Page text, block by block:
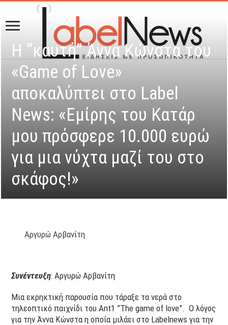
Η “καυτή” Άννα Κώνστα του
«Game of Love»
αποκαλύπτει στο Label
News: «Εμίρης του Κατάρ
μου πρόσφερε 10.000 ευρώ
για μια νύχτα μαζί του στο
σκάφος!»
Αργυρώ Αρβανίτη
Συνέντευξη: Αργυρώ Αρβανίτη
Μια εκρηκτική παρουσία που τάραξε τα νερά στο
τηλεοπτικό παιχνίδι του Ant1 ”The game of love”. Ο λόγος
για την Άννα Κώνστα η οποία μιλάει στο Labelnews για την